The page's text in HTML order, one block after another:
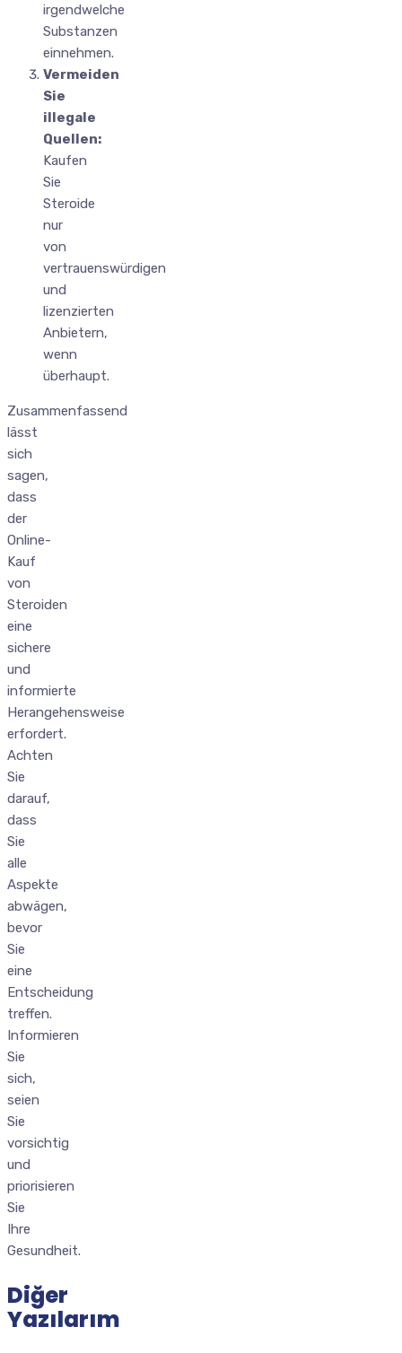
irgendwelche
Substanzen
einnehmen.
Vermeiden
Sie
illegale
Quellen:
Kaufen
Sie
Steroide
nur
von
vertrauenswürdigen
und
lizenzierten
Anbietern,
wenn
überhaupt.
Zusammenfassend
lässt
sich
sagen,
dass
der
Online-
Kauf
von
Steroiden
eine
sichere
und
informierte
Herangehensweise
erfordert.
Achten
Sie
darauf,
dass
Sie
alle
Aspekte
abwägen,
bevor
Sie
eine
Entscheidung
treffen.
Informieren
Sie
sich,
seien
Sie
vorsichtig
und
priorisieren
Sie
Ihre
Gesundheit.
Diğer
Yazılarım